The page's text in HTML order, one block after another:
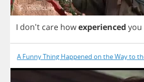
I don't care howexperienced you
A Funny Thing Happened on the Way to